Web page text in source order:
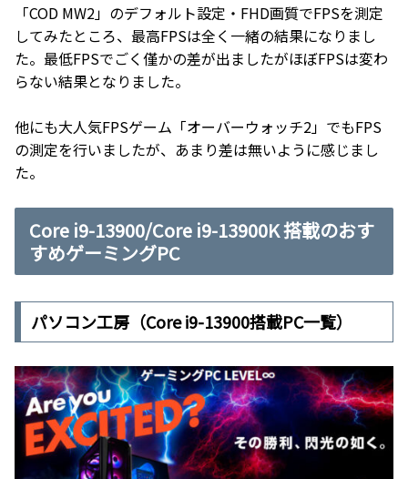
「COD MW2」のデフォルト設定・FHD画質でFPSを測定
してみたところ、最高FPSは全く一緒の結果になりまし
た。最低FPSでごく僅かの差が出ましたがほぼFPSは変わ
らない結果となりました。
他にも大人気FPSゲーム「オーバーウォッチ2」でもFPS
の測定を行いましたが、あまり差は無いように感じまし
た。
Core i9-13900/Core i9-13900K 搭載のおす
すめゲーミングPC
パソコン工房（Core i9-13900搭載PC一覧）